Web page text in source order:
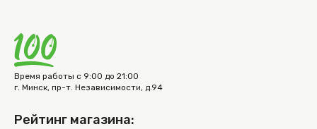
Время работы с 9:00 до 21:00
г. Минск, пр-т. Независимости, д.94
Рейтинг магазина: